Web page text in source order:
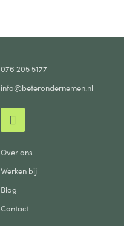
076 205 5177
info@beterondernemen.nl
Over ons
Werken bij
Blog
Contact